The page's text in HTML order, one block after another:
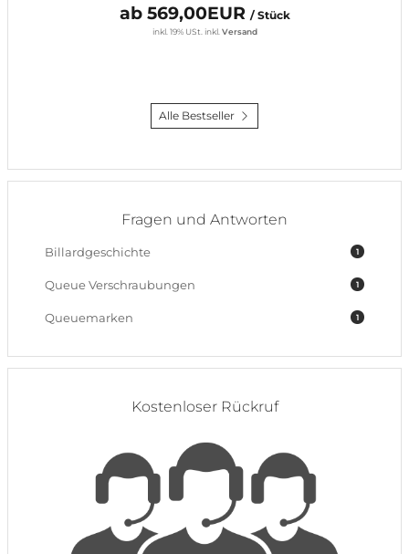
ab 569,00EUR / Stück
inkl. 19% USt. inkl. Versand
Alle Bestseller
Fragen und Antworten
1
Billardgeschichte
1
Queue Verschraubungen
1
Queuemarken
Kostenloser Rückruf